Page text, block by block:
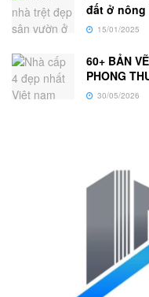
đất ở nông
15/01/2025
60+ BẢN
PHONG
30/05/2026